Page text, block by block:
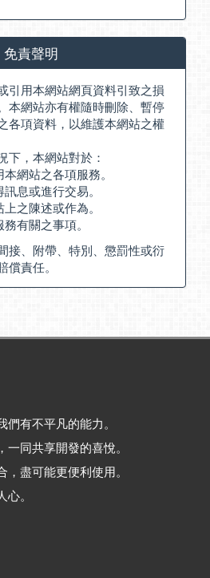
免責聲明
引用本網站網頁資料引致之損
本網站亦有權隨時刪除、暫停
各項資料，以維護本網站之權
下，本網站對於：
網站之各項服務。
息或進行交易。
之陳述或作為。
有關之事項。
接、附帶、特別、懲罰性或衍
責任。
有不平凡的能力。
同共享開發的喜悅。
盡可能更便利使用。
。